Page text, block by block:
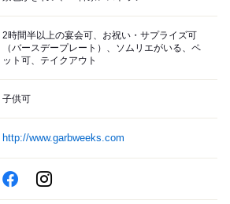
2時間半以上の宴会可、お祝い・サプライズ可
（バースデープレート）、ソムリエがいる、ペ
ット可、テイクアウト
子供可
http://www.garbweeks.com